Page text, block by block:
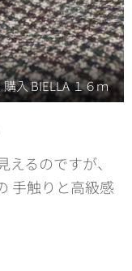
入 BIELLA １６ｍ
るのですが、
手触りと高級感